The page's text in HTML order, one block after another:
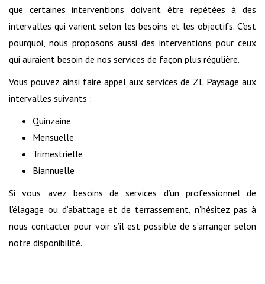
que certaines interventions doivent être répétées à des
intervalles qui varient selon les besoins et les objectifs. C’est
pourquoi, nous proposons aussi des interventions pour ceux
qui auraient besoin de nos services de façon plus régulière.
Vous pouvez ainsi faire appel aux services de ZL Paysage aux
intervalles suivants :
Quinzaine
Mensuelle
Trimestrielle
Biannuelle
Si vous avez besoins de services d’un professionnel de
l’élagage ou d’abattage et de terrassement, n’hésitez pas à
nous contacter pour voir s’il est possible de s’arranger selon
notre disponibilité.